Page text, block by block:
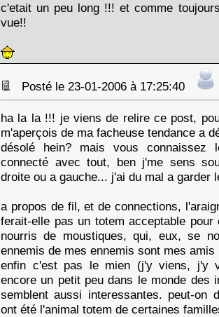
c'etait un peu long !!! et comme
vue!!
Posté le 23-01-2006 à 17:25:40
ha la la !!! je viens de relire ce post,
m'aperçois de ma facheuse tendance a
désolé hein? mais vous connaissez
connecté avec tout, ben j'me sens
droite ou a gauche... j'ai du mal a garder
a propos de fil, et de connections,
ferait-elle pas un totem acceptable
nourris de moustiques, qui, eux, se
ennemis de mes ennemis sont mes amis
enfin c'est pas le mien (j'y viens, j'y
encore un petit peu dans le monde des
semblent aussi interessantes. peut-on
ont été l'animal totem de certaines